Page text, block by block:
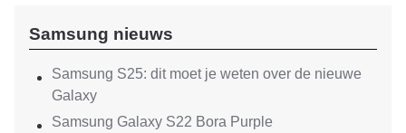
Samsung nieuws
Samsung S25: dit moet je weten over de nieuwe
Galaxy
Samsung Galaxy S22 Bora Purple